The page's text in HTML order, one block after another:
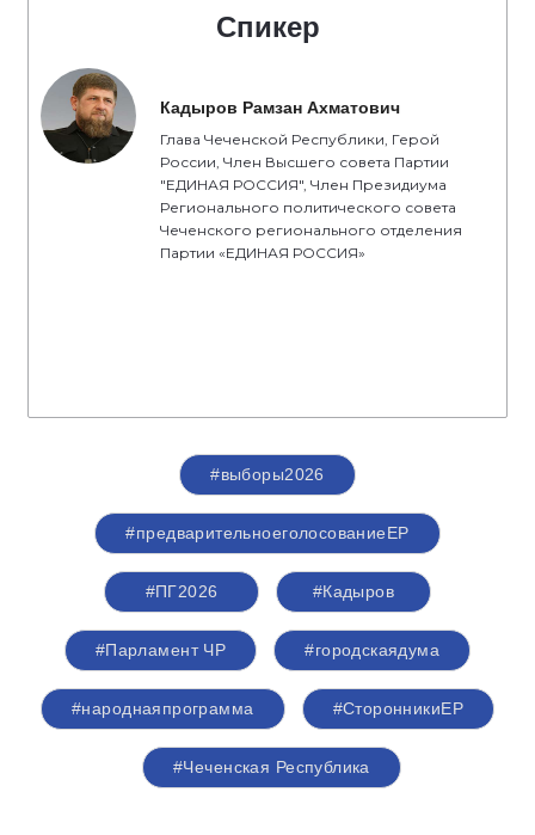
Спикер
Кадыров Рамзан Ахматович
Глава Чеченской Республики, Герой
России, Член Высшего совета Партии
"ЕДИНАЯ РОССИЯ", Член Президиума
Регионального политического совета
Чеченского регионального отделения
Партии «ЕДИНАЯ РОССИЯ»
#выборы2026
#предварительноеголосованиеЕР
#ПГ2026 #Кадыров
#Парламент ЧР #городскаядума
#народнаяпрограмма #СторонникиЕР
#Чеченская Республика